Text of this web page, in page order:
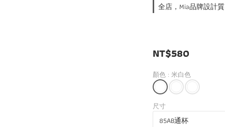
全店，Mia品牌設計
NT$580
顏色 : 米白色
尺寸